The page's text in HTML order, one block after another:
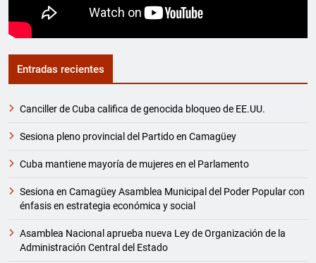
Entradas recientes
Canciller de Cuba califica de genocida bloqueo de EE.UU.
Sesiona pleno provincial del Partido en Camagüey
Cuba mantiene mayoría de mujeres en el Parlamento
Sesiona en Camagüey Asamblea Municipal del Poder Popular con
énfasis en estrategia económica y social
Asamblea Nacional aprueba nueva Ley de Organización de la
Administración Central del Estado